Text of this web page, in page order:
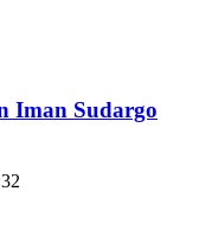
Iman Sudargo